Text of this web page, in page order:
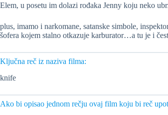
Elem, u posetu im dolazi rođaka Jenny koju neko
plus, imamo i narkomane, satanske simbole,
šofera kojem stalno otkazuje karburator…a tu je i
Ključna reč iz naziva filma:
knife
Ako bi opisao jednom rečju ovaj film koju bi reč